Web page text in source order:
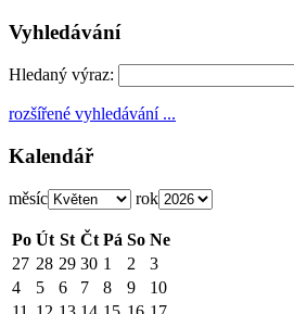
Vyhledávání
Hledaný výraz:
rozšířené vyhledávání ...
Kalendář
měsíc rok
Po Út St Čt Pá So Ne
27 28 29 30 1 2
3
4
5 6 7 8 9
10